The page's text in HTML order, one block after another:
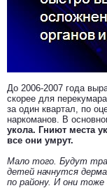
До 2006-2007 года
скорее для
за один квартал, по
наркоманов. В
укола. Гниют места
все они умрут.
Мало того. Будут
детей начнутся
по району. И они